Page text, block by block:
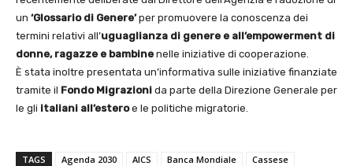
un ‘Glossario di Genere’per promuovere la conoscenza dei
termini relativi all’uguaglianza di genere e all’empowerment di
donne, ragazze e bambine nelle iniziative di cooperazione.
È stata inoltre presentata un’informativa sulle iniziative finanziate
tramite il Fondo Migrazioni da parte della Direzione Generale per
le gli italiani all’esteroe le politiche migratorie.
TAGS Agenda 2030 AICS Banca Mondiale
Cassese